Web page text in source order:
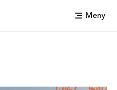
Meny